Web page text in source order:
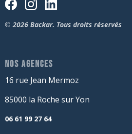
© 2026 Backar. Tous droits réservés
NOS AGENCES
16 rue Jean Mermoz
85000 la Roche sur Yon
06 61 99 27 64